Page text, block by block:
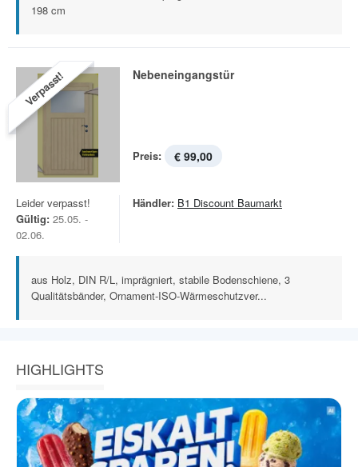
198 cm
Verpasst! Nebeneingangstür
Preis: € 99,00
Leider verpasst!
Gültig: 25.05. -
02.06.
Händler: B1 Discount Baumarkt
aus Holz, DIN R/L, imprägniert, stabile Bodenschiene, 3
Qualitätsbänder, Ornament-ISO-Wärmeschutzver...
HIGHLIGHTS